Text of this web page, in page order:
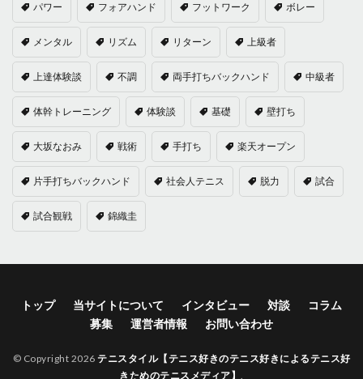
パワー フォアハンド フットワーク ボレー
メンタル リズム リターン 上級者
上達体験談 不調 両手打ちバックハンド 中級者
体幹トレーニング 体験談 基礎 壁打ち
大坂なおみ 戦術 手打ち 楽天オープン
片手打ちバックハンド 社会人テニス 脱力 試合
試合観戦 錦織圭
トップ 当サイトについて インタビュー 対談
コラム
募集
運営者情報 お問い合わせ
© Copyright 2026 テニスタイル【テニス好きのテニス好きによるテニス好
きためのテニスメディア】.